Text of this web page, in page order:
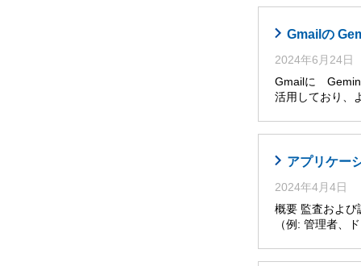
Gmailの
2024年6月24日
Gmailに Gemini
活用しており、
アプリケー
2024年4月4日
概要 監査および
（例: 管理者、